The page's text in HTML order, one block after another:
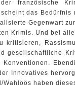
französische
das Bedürfnis
Gegenwart
Krimis. Und bei
kritisieren,
gesellschaftliche
Innovatives
Wahlöös haben